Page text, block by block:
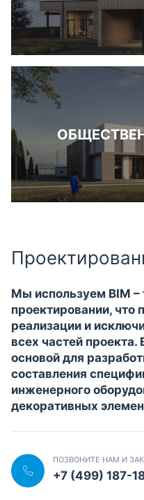
Мы используем BIM –
проектировании, что
реализации и
всех частей проекта.
основой для
составления
инженерного
декоративных
ПОЗВОНИТЕ НАМ И
+7 (499) 187-